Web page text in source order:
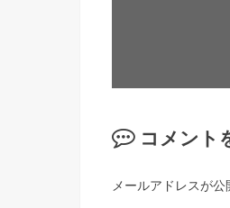
コメント
メールアドレスが公